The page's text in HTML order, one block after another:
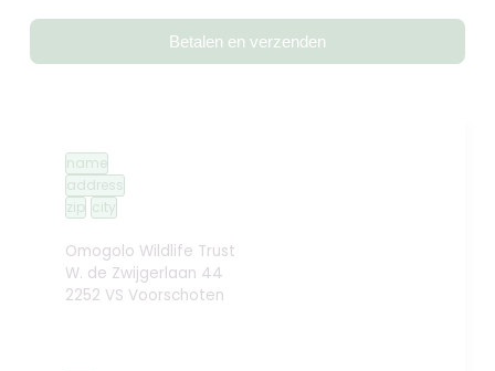
Betalen en verzenden
name
address
zip city
Omogolo Wildlife Trust
W. de Zwijgerlaan 44
2252 VS Voorschoten